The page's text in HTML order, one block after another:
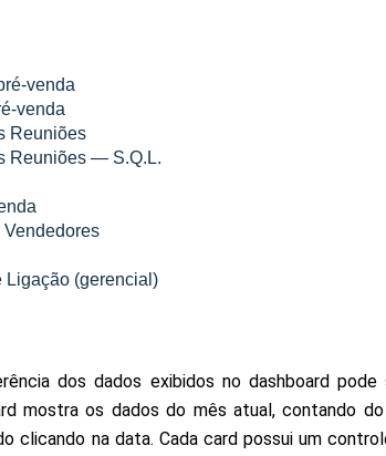
venda
venda
Reuniões
Reuniões — S.Q.L.
Vendedores
Ligação (gerencial)
dos dados exibidos no dashboard
mostra os dados do mês atual, contando
clicando na data. Cada card possui um